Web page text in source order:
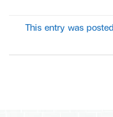
This entry was